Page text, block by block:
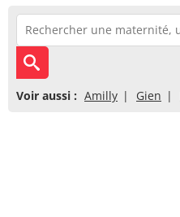
Voir aussi : Amilly Gien